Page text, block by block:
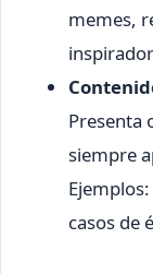
memes,
Presenta
siempre
casos de